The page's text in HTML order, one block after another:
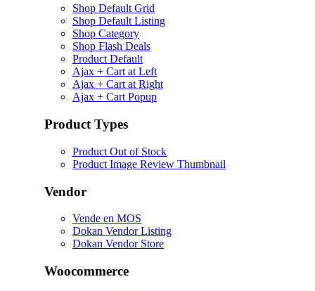
Shop Default Grid
Shop Default Listing
Shop Category
Shop Flash Deals
Product Default
Ajax + Cart at Left
Ajax + Cart at Right
Ajax + Cart Popup
Product Types
Product Out of Stock
Product Image Review Thumbnail
Vendor
Vende en MOS
Dokan Vendor Listing
Dokan Vendor Store
Woocommerce